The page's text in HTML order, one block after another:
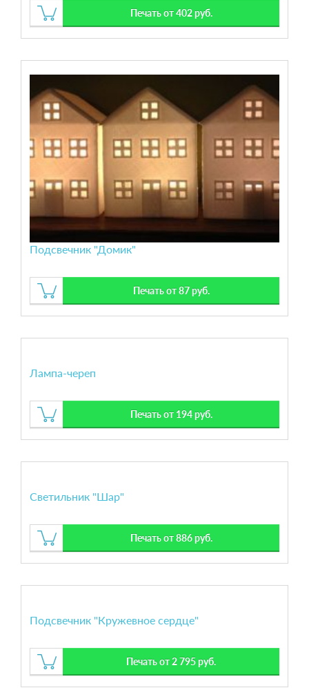
Печать от 402 руб.
Подсвечник "Домик"
Печать от 87 руб.
Лампа-череп
Печать от 194 руб.
Светильник "Шар"
Печать от 886 руб.
Подсвечник "Кружевное сердце"
Печать от 2 795 руб.